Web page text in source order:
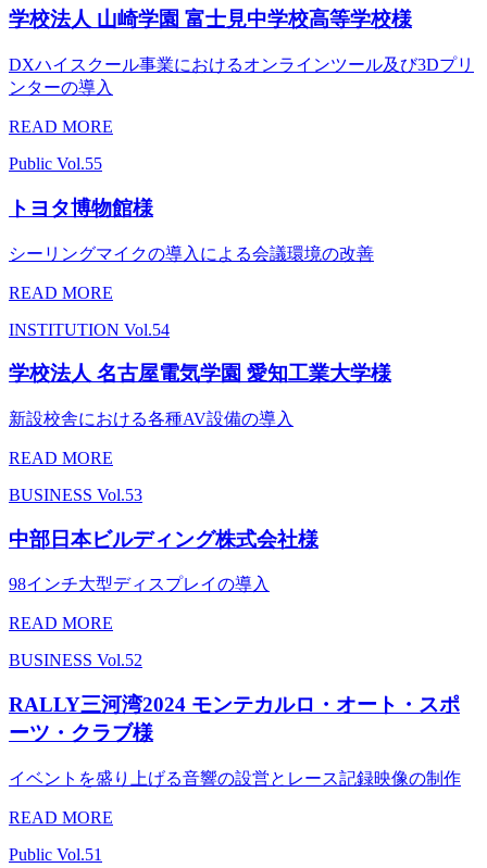
学校法人 山崎学園 富士見中学校高等学校様
DXハイスクール事業におけるオンラインツール及び3Dプリ
ンターの導入
READ MORE
Public Vol.55
トヨタ博物館様
シーリングマイクの導入による会議環境の改善
READ MORE
INSTITUTION Vol.54
学校法人 名古屋電気学園 愛知工業大学様
新設校舎における各種AV設備の導入
READ MORE
BUSINESS Vol.53
中部日本ビルディング株式会社様
98インチ大型ディスプレイの導入
READ MORE
BUSINESS Vol.52
RALLY三河湾2024 モンテカルロ・オート・スポ
ーツ・クラブ様
イベントを盛り上げる音響の設営とレース記録映像の制作
READ MORE
Public Vol.51